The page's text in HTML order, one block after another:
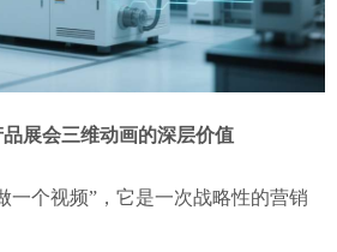
展会三维动画的深层价值
一个视频”，它是一次战略性的营销